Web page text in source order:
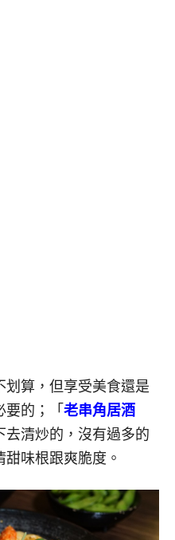
算，但享受美食還是
的；「 老串角居酒
去清炒的，沒有過多的
味根跟爽脆度。